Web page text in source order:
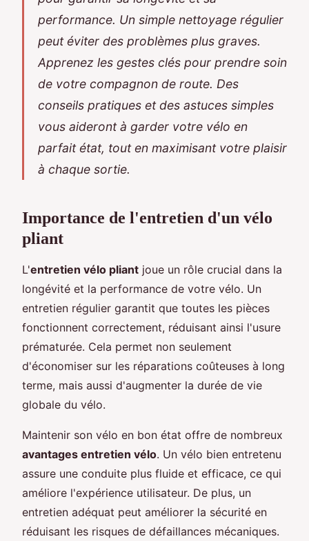
performance. Un simple nettoyage régulier
peut éviter des problèmes plus graves.
Apprenez les gestes clés pour prendre soin
de votre compagnon de route. Des
conseils pratiques et des astuces simples
vous aideront à garder votre vélo en
parfait état, tout en maximisant votre plaisir
à chaque sortie.
Importance de l'entretien d'un vélo
pliant
L'entretien vélo pliant joue un rôle crucial dans la
longévité et la performance de votre vélo. Un
entretien régulier garantit que toutes les pièces
fonctionnent correctement, réduisant ainsi l'usure
prématurée. Cela permet non seulement
d'économiser sur les réparations coûteuses à long
terme, mais aussi d'augmenter la durée de vie
globale du vélo.
Maintenir son vélo en bon état offre de nombreux
avantages entretien vélo. Un vélo bien entretenu
assure une conduite plus fluide et efficace, ce qui
améliore l'expérience utilisateur. De plus, un
entretien adéquat peut améliorer la sécurité en
réduisant les risques de défaillances mécaniques.